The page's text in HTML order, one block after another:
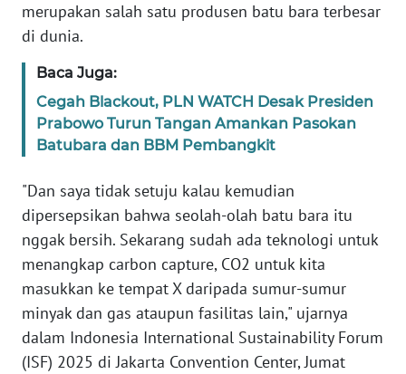
merupakan salah satu produsen batu bara terbesar
di dunia.
Baca Juga:
Cegah Blackout, PLN WATCH Desak Presiden
Prabowo Turun Tangan Amankan Pasokan
Batubara dan BBM Pembangkit
"Dan saya tidak setuju kalau kemudian
dipersepsikan bahwa seolah-olah batu bara itu
nggak bersih. Sekarang sudah ada teknologi untuk
menangkap carbon capture, CO2 untuk kita
masukkan ke tempat X daripada sumur-sumur
minyak dan gas ataupun fasilitas lain," ujarnya
dalam Indonesia International Sustainability Forum
(ISF) 2025 di Jakarta Convention Center, Jumat
KONTAK
KAMI
INFO
IKLAN
TENTANG
PEDOMAN
MEDIA
SIBER
REDAKSI
KARIR